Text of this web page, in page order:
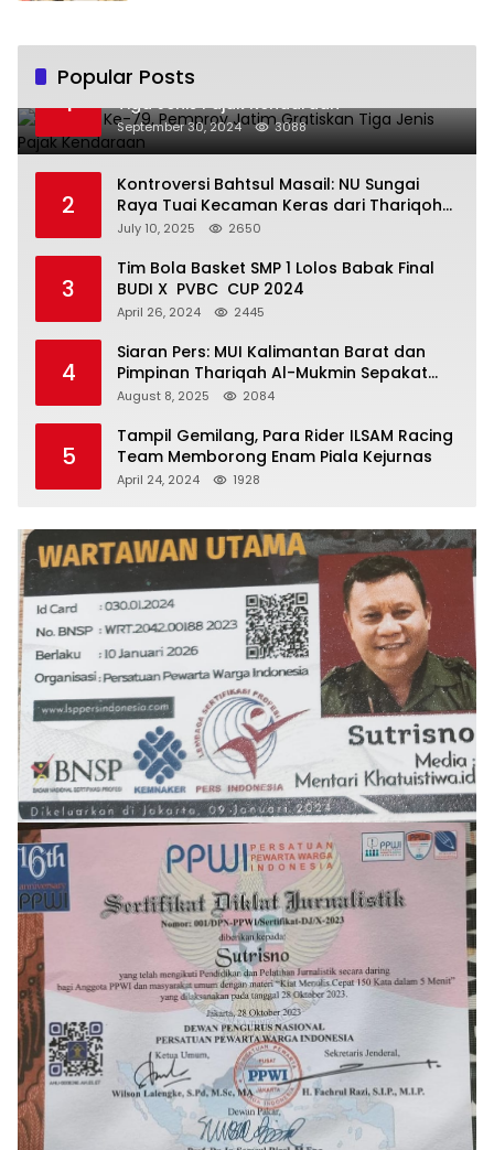
Popular Posts
1
Hari Jadi Ke-79, Pemprov Jatim Gratiskan
Tiga Jenis Pajak Kendaraan
September 30, 2024 3088
2
Kontroversi Bahtsul Masail: NU Sungai
Raya Tuai Kecaman Keras dari Thariqoh
Al Mu’min
July 10, 2025 2650
3
Tim Bola Basket SMP 1 Lolos Babak Final
BUDI X PVBC CUP 2024
April 26, 2024 2445
4
Siaran Pers: MUI Kalimantan Barat dan
Pimpinan Thariqah Al-Mukmin Sepakat
Jaga Umat
August 8, 2025 2084
5
Tampil Gemilang, Para Rider ILSAM Racing
Team Memborong Enam Piala Kejurnas
April 24, 2024 1928